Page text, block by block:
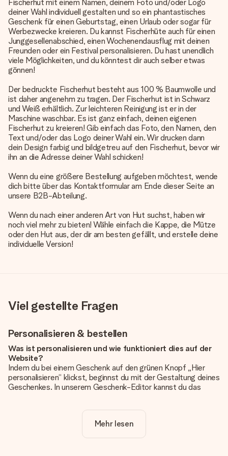
Fischerhut mit einem Namen, deinem Foto und/oder Logo
deiner Wahl individuell gestalten und so ein phantastisches
Geschenk für einen Geburtstag, einen Urlaub oder sogar für
Werbezwecke kreieren. Du kannst Fischerhüte auch für einen
Junggesellenabschied, einen Wochenendausflug mit deinen
Freunden oder ein Festival personalisieren. Du hast unendlich
viele Möglichkeiten, und du könntest dir auch selber etwas
gönnen!
Der bedruckte Fischerhut besteht aus 100 % Baumwolle und
ist daher angenehm zu tragen. Der Fischerhut ist in Schwarz
und Weiß erhältlich. Zur leichteren Reinigung ist er in der
Maschine waschbar. Es ist ganz einfach, deinen eigenen
Fischerhut zu kreieren! Gib einfach das Foto, den Namen, den
Text und/oder das Logo deiner Wahl ein. Wir drucken dann
dein Design farbig und bildgetreu auf den Fischerhut, bevor wir
ihn an die Adresse deiner Wahl schicken!
Wenn du eine größere Bestellung aufgeben möchtest, wende
dich bitte über das Kontaktformular am Ende dieser Seite an
unsere B2B-Abteilung.
Wenn du nach einer anderen Art von Hut suchst, haben wir
noch viel mehr zu bieten! Wähle einfach die Kappe, die Mütze
oder den Hut aus, der dir am besten gefällt, und erstelle deine
individuelle Version!
Viel gestellte Fragen
Personalisieren & bestellen
Was ist personalisieren und wie funktioniert dies auf der
Website?
Indem du bei einem Geschenk auf den grünen Knopf „Hier
personalisieren“ klickst, beginnst du mit der Gestaltung deines
Geschenkes. In unserem Geschenk-Editor kannst du das
noch eines unserer angebotenen Designs, um deinem
Geschenk die perfekte Ausstrahlung zu verleihen.
Mehr lesen